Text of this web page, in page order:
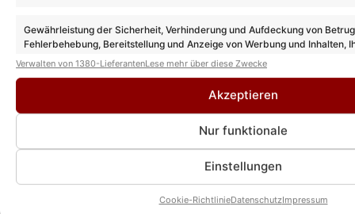
Gewährleistung der Sicherheit, Verhinderung und Aufdeckung von
Fehlerbehebung, Bereitstellung und Anzeige von Werbung und Inhalten,
Entscheidungen zum Datenschutz speichern und übermitteln.
Verwalten von 1380-LieferantenLese mehr über diese Zwecke
Akzeptieren
Nur funktionale
Einstellungen
Cookie-RichtlinieDatenschutzImpressum
40ern“
Bonnie Tyler gestorben! Management
äußert sich zum tragischen Tod!
Bonnie Tyler erwacht aus Koma!
Management gibt Gesundheitsupdate!